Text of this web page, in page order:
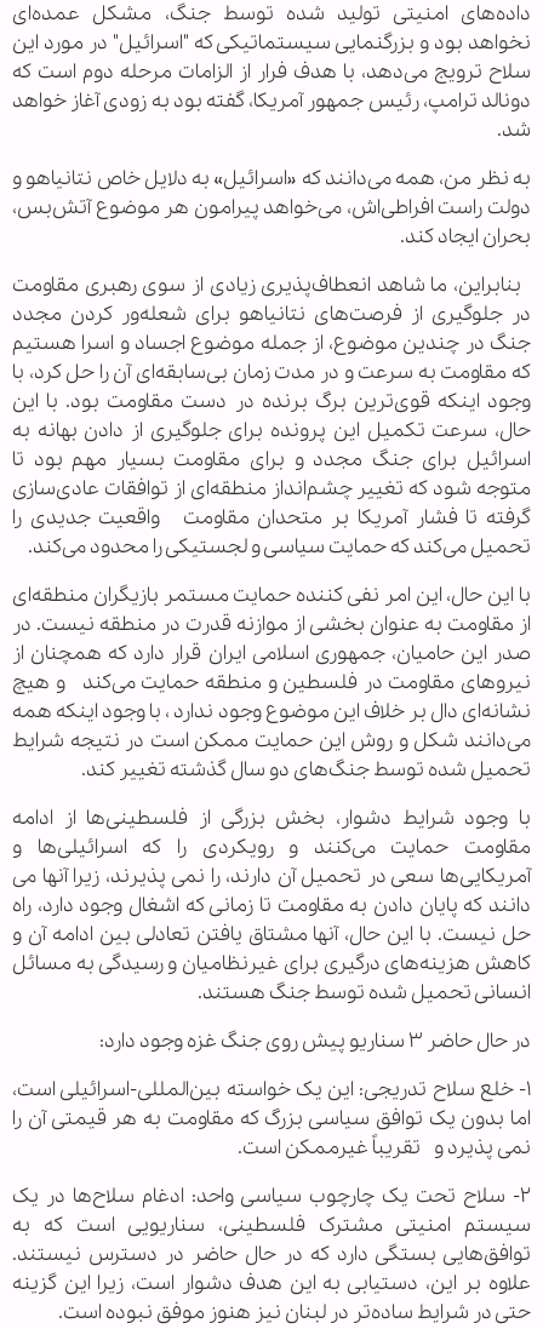
داده‌های امنیتی تولید شده توسط جنگ، مشکل عمده‌ای
نخواهد بود و بزرگنمایی سیستماتیکی که "اسرائیل" در مورد این
سلاح ترویج می‌دهد، با هدف فرار از الزامات مرحله دوم است که
دونالد ترامپ، رئیس جمهور آمریکا، گفته بود به زودی آغاز خواهد
شد.
به نظر من، همه می‌دانند که «اسرائیل» به دلایل خاص نتانیاهو و
دولت راست افراطی‌اش، می‌خواهد پیرامون هر موضوع آتش‌بس،
بحران ایجاد کند.
بنابراین، ما شاهد انعطاف‌پذیری زیادی از سوی رهبری مقاومت
در جلوگیری از فرصت‌های نتانیاهو برای شعله‌ور کردن مجدد
جنگ در چندین موضوع، از جمله موضوع اجساد و اسرا هستیم
که مقاومت به سرعت و در مدت زمان بی‌سابقه‌ای آن را حل کرد، با
وجود اینکه قوی‌ترین برگ برنده در دست مقاومت بود. با این
حال، سرعت تکمیل این پرونده برای جلوگیری از دادن بهانه به
اسرائیل برای جنگ مجدد و برای مقاومت بسیار مهم بود تا
متوجه شود که تغییر چشم‌انداز منطقه‌ای از توافقات عادی‌سازی
گرفته تا فشار آمریکا بر متحدان مقاومت واقعیت جدیدی را
تحمیل می‌کند که حمایت سیاسی و لجستیکی را محدود می‌کند.
با این حال، این امر نفی کننده حمایت مستمر بازیگران منطقه‌ای
از مقاومت به عنوان بخشی از موازنه قدرت در منطقه نیست. در
صدر این حامیان، جمهوری اسلامی ایران قرار دارد که همچنان از
نیروهای مقاومت در فلسطین و منطقه حمایت می‌کند و هیچ
نشانه‌ای دال بر خلاف این موضوع وجود ندارد ، با وجود اینکه همه
می‌دانند شکل و روش این حمایت ممکن است در نتیجه شرایط
تحمیل شده توسط جنگ‌های دو سال گذشته تغییر کند.
با وجود شرایط دشوار، بخش بزرگی از فلسطینی‌ها از ادامه
مقاومت حمایت می‌کنند و رویکردی را که اسرائیلی‌ها و
آمریکایی‌ها سعی در تحمیل آن دارند، را نمی پذیرند، زیرا آنها می
دانند که پایان دادن به مقاومت تا زمانی که اشغال وجود دارد، راه
حل نیست. با این حال، آنها مشتاق یافتن تعادلی بین ادامه آن و
کاهش هزینه‌های درگیری برای غیرنظامیان و رسیدگی به مسائل
انسانی تحمیل شده توسط جنگ هستند.
در حال حاضر ۳ سناریو پیش روی جنگ غزه وجود دارد:
۱- خلع سلاح تدریجی: این یک خواسته بین‌المللی-اسرائیلی است،
اما بدون یک توافق سیاسی بزرگ که مقاومت به هر قیمتی آن را
نمی پذیرد و تقریباً غیرممکن است.
۲- سلاح‌ تحت یک چارچوب سیاسی واحد: ادغام سلاح‌ها در یک
سیستم امنیتی مشترک فلسطینی، سناریویی است که به
توافق‌هایی بستگی دارد که در حال حاضر در دسترس نیستند.
علاوه بر این، دستیابی به این هدف دشوار است، زیرا این گزینه
حتی در شرایط ساده‌تر در لبنان نیز هنوز موفق نبوده است.